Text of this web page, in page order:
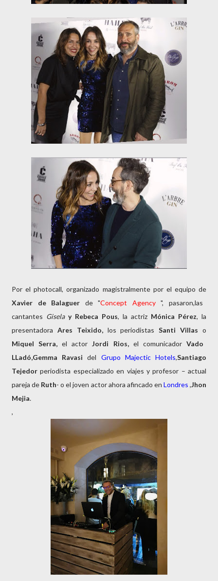
Por el photocall, organizado magistralmente por el equipo de
Xavier de Balaguer de "Concept Agency", pasaron,las
cantantes Gisela y Rebeca Pous, la actriz Mónica Pérez, la
presentadora Ares Teixido,los periodistas Santi Villas o
Miquel Serra, el actorJordi Rios,el comunicador Vado
LLadó,Gemma Ravasidel Grupo Majectic Hotels,Santiago
Tejedor periodista especializado en viajes y profesor – actual
pareja de Ruth- o el joven actor ahora afincado en Londres ,Jhon
Mejia.
,